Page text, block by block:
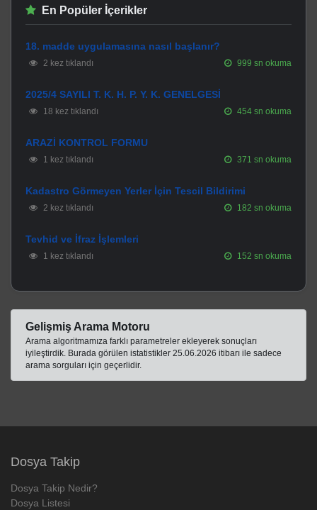
En Popüler İçerikler
18. madde uygulamasına nasıl başlanır?
2 kez tıklandı 999 sn okuma
2025/4 SAYILI T. K. H. P. Y. K. GENELGESİ
18 kez tıklandı 454 sn okuma
ARAZİ KONTROL FORMU
1 kez tıklandı 371 sn okuma
Kadastro Görmeyen Yerler İçin Tescil Bildirimi
2 kez tıklandı 182 sn okuma
Tevhid ve İfraz İşlemleri
1 kez tıklandı 152 sn okuma
Gelişmiş Arama Motoru
Arama algoritmamıza farklı parametreler ekleyerek sonuçları
iyileştirdik. Burada görülen istatistikler 25.06.2026 itibarı ile sadece
arama sorguları için geçerlidir.
Dosya Takip
Dosya Takip Nedir?
Dosya Listesi